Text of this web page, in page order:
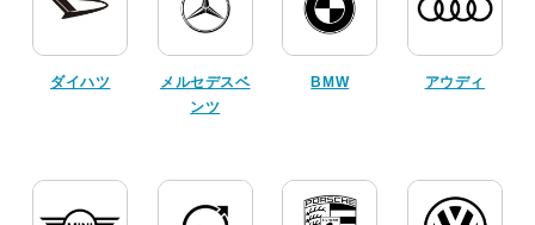
ダイハツ
メルセデスベ
ンツ
BMW アウディ